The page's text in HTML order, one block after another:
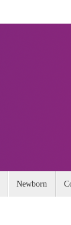
Newborn